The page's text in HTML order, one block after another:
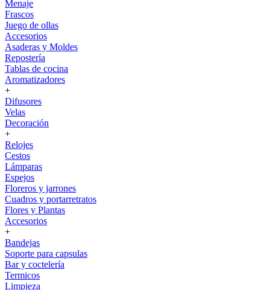
Menaje
Frascos
Juego de ollas
Accesorios
Asaderas y Moldes
Repostería
Tablas de cocina
Aromatizadores
+
Difusores
Velas
Decoración
+
Relojes
Cestos
Lámparas
Espejos
Floreros y jarrones
Cuadros y portarretratos
Flores y Plantas
Accesorios
+
Bandejas
Soporte para capsulas
Bar y coctelería
Termicos
Limpieza